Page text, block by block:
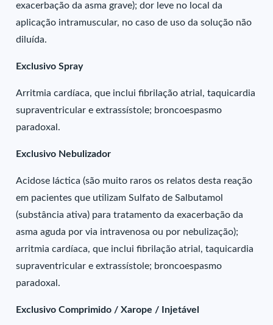
exacerbação da asma grave); dor leve no local da
aplicação intramuscular, no caso de uso da solução não
diluída.
Exclusivo Spray
Arritmia cardíaca, que inclui fibrilação atrial, taquicardia
supraventricular e extrassístole; broncoespasmo
paradoxal.
Exclusivo Nebulizador
Acidose láctica (são muito raros os relatos desta reação
em pacientes que utilizam Sulfato de Salbutamol
(substância ativa) para tratamento da exacerbação da
asma aguda por via intravenosa ou por nebulização);
arritmia cardíaca, que inclui fibrilação atrial, taquicardia
supraventricular e extrassístole; broncoespasmo
paradoxal.
Exclusivo Comprimido / Xarope / Injetável